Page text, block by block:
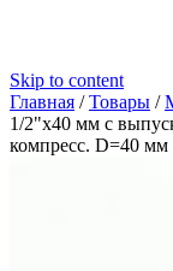
Skip to content
Главная /Товары /
1/2"х40 мм с
компресс. D=40 мм